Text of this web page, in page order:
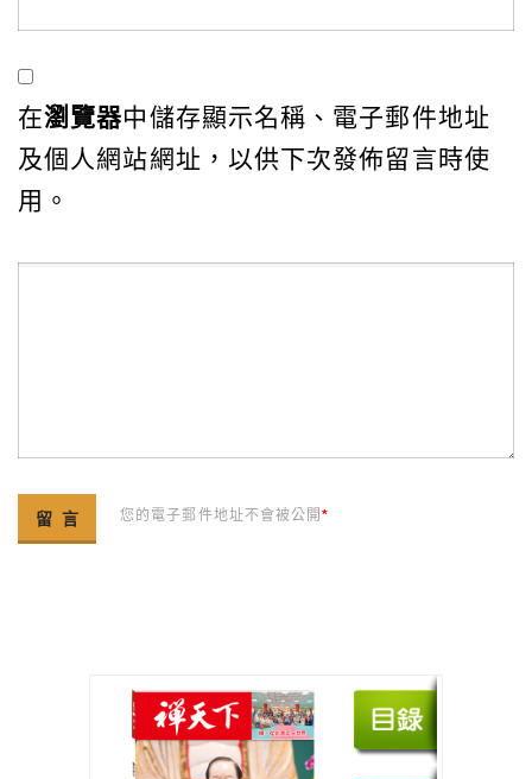
在瀏覽器中儲存顯示名稱、電子郵件地址
及個人網站網址，以供下次發佈留言時使
用。
您的電子郵件地址不會被公開*